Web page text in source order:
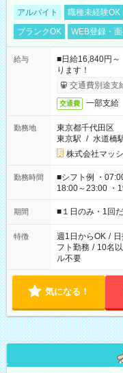
アルバイト 職種未経験OK
ブランクOK
WEB登録・
給与
■日給16,840円
ります！
交通費別途支
交通費 一部支給
勤務地
東京都千代田区
東京駅 / 水道橋
株式会社マッ
勤務時間
■シフト例 ・
18:00～23:00 ・
etc ★最短で3時間で5,120円のお仕事から 15時間で2万円近く稼
げるお仕事も！ ご希望のお時間に合わせてご紹介！ ※シフトは
ください！
期間 ■１日のみ・1回
特徴 週1日からOK /
フト勤務 / 10名
ル不要
気になる！